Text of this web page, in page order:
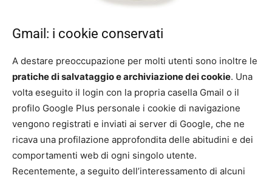
Gmail: i cookie conservati
A destare preoccupazione per molti utenti sono inoltre le
pratiche di salvataggio e archiviazione dei cookie. Una
volta eseguito il login con la propria casella Gmail o il
profilo Google Plus personale i cookie di navigazione
vengono registrati e inviati ai server di Google, che ne
ricava una profilazione approfondita delle abitudini e dei
comportamenti web di ogni singolo utente.
Recentemente, a seguito dell’interessamento di alcuni